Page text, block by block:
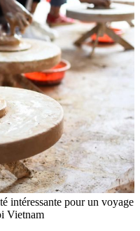
intéressante pour un voyage
Vietnam